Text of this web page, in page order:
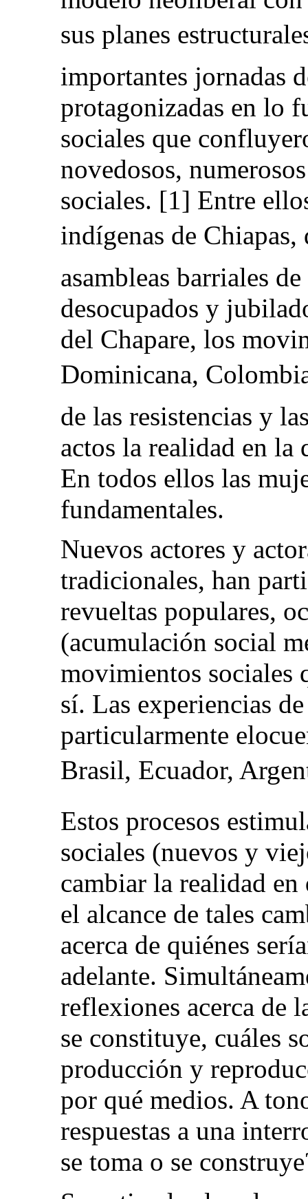
sus planes
importantes jornadas
protagonizadas en lo
sociales que
novedosos,
sociales. [1] Entre
indígenas de Chiapas,
asambleas barriales
desocupados y
del Chapare, los
Dominicana,
de las resistencias y
actos la realidad en la
En todos ellos las
fundamentales.
Nuevos actores y
tradicionales, han
revueltas populares,
(acumulación social
movimientos sociales
sí. Las experiencias
particularmente
Brasil, Ecuador,
Estos procesos
sociales (nuevos y
cambiar la realidad
el alcance de tales
acerca de quiénes
adelante.
reflexiones acerca de
se constituye, cuáles
producción y
por qué medios. A
respuestas a una
se toma o se